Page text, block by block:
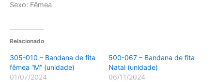
Sexo: Fêmea
Relacionado
305-010 – Bandana de fita
fêmea “M” (unidade)
01/07/2024
500-067 – Bandana de fita
Natal (unidade)
06/11/2024